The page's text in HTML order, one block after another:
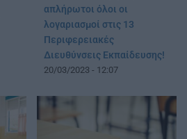
απλήρωτοι όλοι οι
λογαριασμοί στις 13
Περιφερειακές
Διευθύνσεις Εκπαίδευσης!
20/03/2023 - 12:07